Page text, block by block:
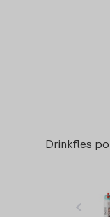
Drinkfles